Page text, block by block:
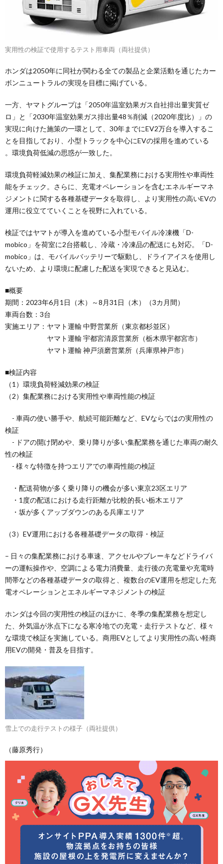
実用性の検証で使用するテスト用車両（両社提供）
ホンダは2050年に同社が関わる全ての製品と企業活動を通じたカー
ボンニュートラルの実現を目標に掲げている。
一方、ヤマトグループは「2050年温室効果ガス自社排出量実質ゼ
ロ」と「2030年温室効果ガス排出量48％削減（2020年度比）」の
実現に向けた施策の一環として、30年までにEV2万台を導入するこ
とを目指しており、小型トラックを中心にEVの採用を進めている
。環境負荷低減の思惑が一致した。
環境負荷軽減効果の検証に加え、集配業務における実用性や車両性
能をチェック。さらに、充電オペレーションを含むエネルギーマネ
ジメントに関する各種基礎データを取得し、より実用性の高いEVの
運用に役立てていくことを視野に入れている。
検証ではヤマトが導入を進めている小型モバイル冷凍機「D-
mobico」を荷室に2台搭載し、冷蔵・冷凍品の配送にも対応。「D-
mobico」は、モバイルバッテリーで駆動し、ドライアイスを使用し
ないため、より環境に配慮した配送を実現できると見込む。
■概要
期間：2023年6月1日（木）～8月31日（木）（3カ月間）
車両台数：3台
実施エリア：ヤマト運輸 中野営業所（東京都杉並区）
ヤマト運輸 宇都宮清原営業所（栃木県宇都宮市）
ヤマト運輸 神戸須磨営業所（兵庫県神戸市）
■検証内容
（1）環境負荷軽減効果の検証
（2）集配業務における実用性や車両性能の検証
- 車両の使い勝手や、航続可能距離など、EVならではの実用性の
検証
- ドアの開け閉めや、乗り降りが多い集配業務を通じた車両の耐久
性の検証
- 様々な特徴を持つエリアでの車両性能の検証
・配送荷物が多く乗り降りの機会が多い東京23区エリア
・1度の配送における走行距離が比較的長い栃木エリア
・坂が多くアップダウンのある兵庫エリア
（3）EV運用における各種基礎データの取得・検証
– 日々の集配業務における車速、アクセルやブレーキなどドライバ
ーの運転操作や、空調による電力消費量、走行後の充電量や充電時
間帯などの各種基礎データの取得と、複数台のEV運用を想定した充
電オペレーションとエネルギーマネジメントの検証
ホンダは今回の実用性の検証のほかに、冬季の集配業務を想定し
た、外気温が氷点下になる寒冷地での充電・走行テストなど、様々
な環境で検証を実施している。商用EVとしてより実用性の高い軽商
用EVの開発・普及を目指す。
雪上での走行テストの様子（両社提供）
（藤原秀行）